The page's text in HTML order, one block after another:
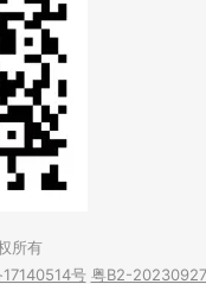
所有
17140514号 粤B2-20230927